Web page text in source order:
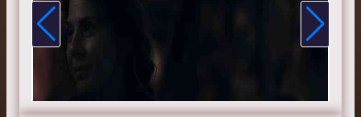
Смотрите онлайн 2 сезон 2 серию « Рассказ служанки»
бесплатно в хорошем HD качестве, на телефоне,
планшете, пк или телевизоре на сайте